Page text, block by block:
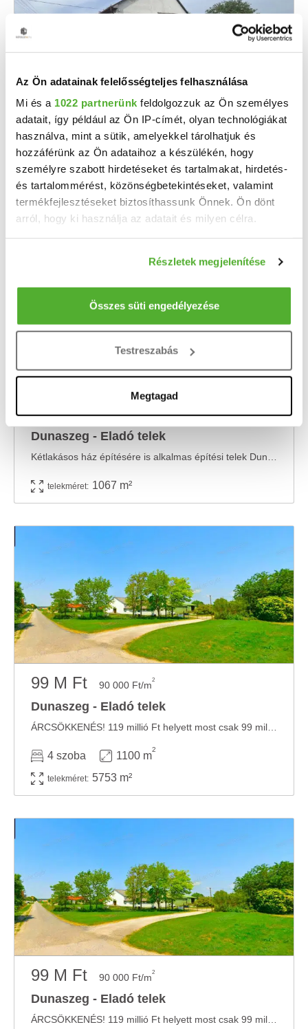
Az Ön adatainak felelősségteljes felhasználása
Mi és a 1022 partnerünk feldolgozzuk az Ön személyes
adatait, így például az Ön IP-címét, olyan technológiákat
használva, mint a sütik, amelyekkel tárolhatjuk és
hozzáférünk az Ön adataihoz a készülékén, hogy
személyre szabott hirdetéseket és tartalmakat, hirdetés-
és tartalommérést, közönségbetekintéseket, valamint
termékfejlesztéseket biztosíthassunk Önnek. Ön dönt
arról, hogy ki használja az adatait és milyen célra.
Információgyűjtés az Ön földrajzi elhelyezkedéséről
pár méteres pontossággal
Az Ön készülékén beazonosítása annak konkrét
módjairól és adja meg preferenciáit a
pontban. Bármikor módosíthatja vagy visszavonhatja a
szabásához, közösségi funkciók biztosításához,
valamint weboldalforgalmunk elemzéséhez. Ezenkívül
megosztjuk az Ön weboldalhasználatra vonatkozó
adatait, akik kombinálhatják az adatokat más olyan
Részletek megjelenítése
Összes süti engedélyezése
Testreszabás
Megtagad
72.99 M Ft 729 900 Ft/m2
Dunaszeg - Eladó családi ház
Ritka lehetőség Dunaszegen páratlanul nagy telek, tágas családi ház, rengeteg lehetőséggel! ...
4 szoba 100 m
2
telekméret: 2039 m² építés éve: 1985
24.8 M Ft 23 243 Ft/m
Dunaszeg - Eladó telek
telekméret: 1067 m²
99 M Ft 90 000 Ft/m2
Dunaszeg - Eladó telek
4 szoba 1100 m
2
telekméret: 5753 m²
99 M Ft 90 000 Ft/m2
Dunaszeg - Eladó telek